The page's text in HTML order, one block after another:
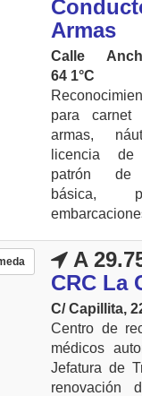
Armas
Calle
64 1°C
para carnet
armas,
licencia de
patrón de
básica,
A
CRC La
C/ Capillita,
Centro de
médicos
Jefatura de
renovación